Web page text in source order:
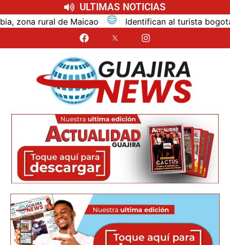
ULTIMAS NOTICIAS
Identifican al turista bogotano que murió por